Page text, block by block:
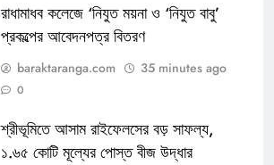
রাধামাধব কলেজে ‘নিযুত ময়না ও ‘নিযুত বাবু’
প্রকল্পের আবেদনপত্র বিতরণ
baraktaranga.com 35 minutes ago
0
শ্রীভূমিতে আসাম রাইফেলসের বড় সাফল্য,
১.৬৫ কোটি মূল্যের পোস্ত বীজ উদ্ধার